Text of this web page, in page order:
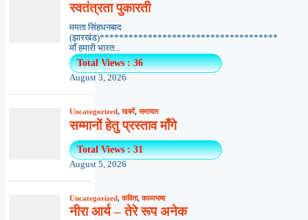
स्वतंत्रता पुकारती
ममता सिंहधनबाद
(झारखंड)*************************************
माँ हमारी भारत...
Total Views : 36
August 3, 2026
Uncategorized,खबरें,समाचार
सम्मानों हेतु प्रस्ताव माँगे
Total Views : 31
August 5, 2026
Uncategorized,कविता,काव्यभाषा
नीरा आर्य – तेरे रूप अनेक